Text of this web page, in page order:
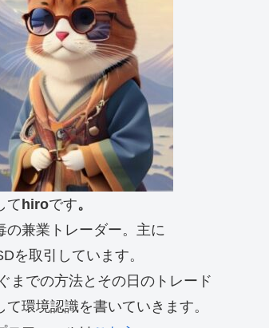
てhiroです。
の兼業トレーダー。主に
を取引しています。
までの方法とその日のトレード
て環境認識を書いていきます。